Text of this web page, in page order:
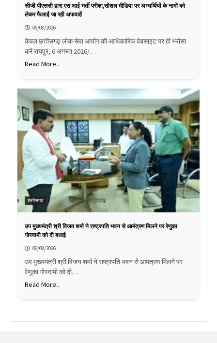
सीजी पीएससी द्वारा एस आई भर्ती परीक्षा,सोशल मीडिया पर अभ्यर्थियों के नामों को
लेकर फैलाई जा रही अफवाहें
06/08/2026
केवल छत्तीसगढ़ लोक सेवा आयोग की आधिकारिक वेबसाइट पर ही भरोसा
करें रायपुर, 6 अगस्त 2026/…
Read More..
छत्तीसगढ़
उप मुख्यमंत्री श्री विजय शर्मा ने राष्ट्रपति भवन से आमंत्रण मिलने पर रेणुका
गोस्वामी को दी बधाई
06/08/2026
उप मुख्यमंत्री श्री विजय शर्मा ने राष्ट्रपति भवन से आमंत्रण मिलने पर
रेणुका गोस्वामी को दी…
Read More..